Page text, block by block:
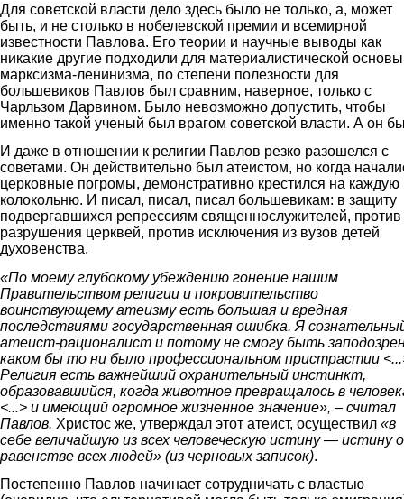
Для советской власти дело здесь было не только, а, может
быть, и не столько в нобелевской премии и всемирной
известности Павлова. Его теории и научные выводы как
никакие другие подходили для материалистической основы
марксизма-ленинизма, по степени полезности для
большевиков Павлов был сравним, наверное, только с
Чарльзом Дарвином. Было невозможно допустить, чтобы
именно такой ученый был врагом советской власти. А он
И даже в отношении к религии Павлов резко разошелся с
советами. Он действительно был атеистом, но когда
церковные погромы, демонстративно крестился на каждую
колокольню. И писал, писал, писал большевикам: в защиту
подвергавшихся репрессиям священнослужителей, против
разрушения церквей, против исключения из вузов детей
духовенства.
«По моему глубокому убеждению гонение нашим
Правительством религии и покровительство
воинствующему атеизму есть большая и вредная
последствиями государственная ошибка. Я
атеист-рационалист и потому не смогу быть
каком бы то ни было профессиональном пристрастии
Религия есть важнейший охранительный инстинкт,
образовавшийся, когда животное превращалось в
<...> и имеющий огромное жизненное значение», – считал
Павлов. Христос же, утверждал этот атеист, осуществил «в
себе величайшую из всех человеческую истину — истину о
равенстве всех людей» (из черновых записок).
Постепенно Павлов начинает сотрудничать с властью